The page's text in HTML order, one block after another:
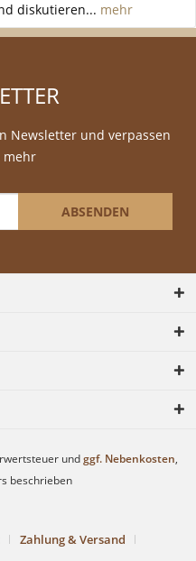
diskutieren... mehr
Newsletter und verpassen
mehr
ABSENDEN
undggf. Nebenkosten,
beschrieben
Zahlung & Versand